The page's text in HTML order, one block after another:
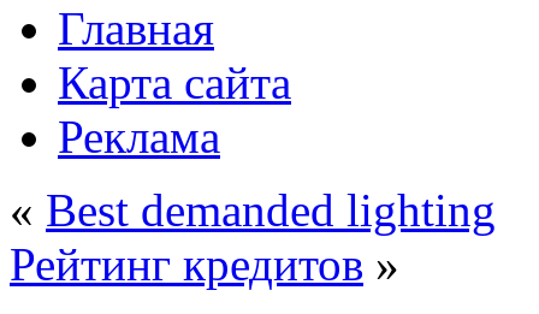
Главная
Карта сайта
Реклама
« Best demanded lighting
Рейтинг кредитов »